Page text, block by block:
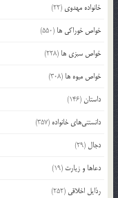
خانواده مهدوی (22)
خواص خوراکی ها (550)
خواص سبزی ها (228)
خواص میوه ها (308)
داستان(146)
دانستنی‌های خانواده (357)
دجال (29)
دعاها و زیارت (19)
رذایل اخلاقی (252)